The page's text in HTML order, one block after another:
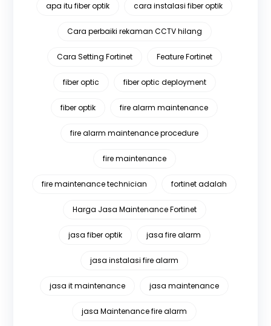
apa itu fiber optik cara instalasi fiber optik
Cara perbaiki rekaman CCTV hilang
Cara Setting Fortinet Feature Fortinet
fiber optic fiber optic deployment
fiber optik fire alarm maintenance
fire alarm maintenance procedure
fire maintenance
fire maintenance technician fortinet adalah
Harga Jasa Maintenance Fortinet
jasa fiber optik jasa fire alarm
jasa instalasi fire alarm
jasa it maintenance jasa maintenance
jasa Maintenance fire alarm